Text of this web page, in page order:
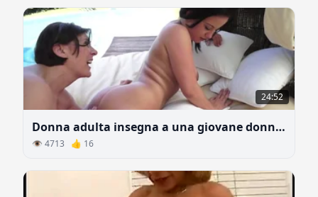
24:52
Donna adulta insegna a una giovane donna i trucchi dell'amore lesbico
👁 4713 👍 16